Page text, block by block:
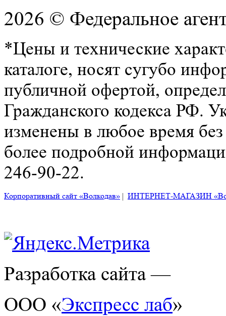
2026 © Федеральное
*Цены и технические
каталоге, носят сугубо
публичной офертой,
Гражданского кодекса РФ.
изменены в любое время
более подробной
246-90-22.
Корпоративный сайт «Волкодав» | ИНТЕРНЕТ-МАГАЗИН
Разработка сайта —
ООО «Экспресс лаб»